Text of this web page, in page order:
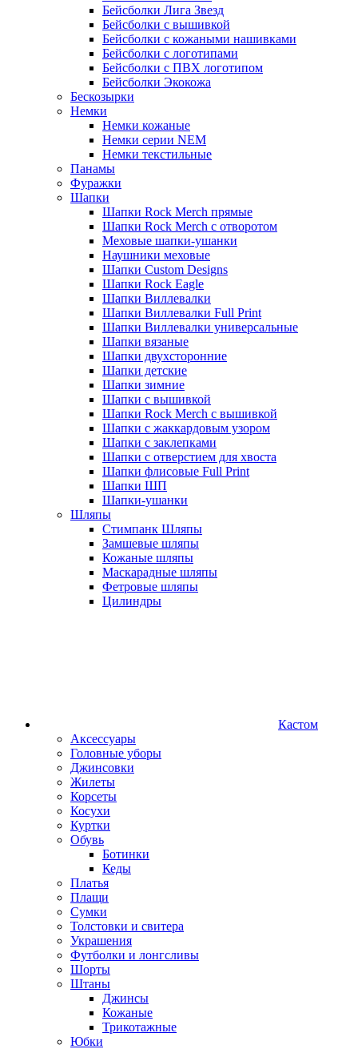
Бейсболки Лига Звезд
Бейсболки с вышивкой
Бейсболки с кожаными нашивками
Бейсболки с логотипами
Бейсболки с ПВХ логотипом
Бейсболки Экокожа
Бескозырки
Немки
Немки кожаные
Немки серии NEM
Немки текстильные
Панамы
Фуражки
Шапки
Шапки Rock Merch прямые
Шапки Rock Merch с отворотом
Меховые шапки-ушанки
Наушники меховые
Шапки Custom Designs
Шапки Rock Eagle
Шапки Виллевалки
Шапки Виллевалки Full Print
Шапки Виллевалки универсальные
Шапки вязаные
Шапки двухсторонние
Шапки детские
Шапки зимние
Шапки с вышивкой
Шапки Rock Merch с вышивкой
Шапки с жаккардовым узором
Шапки с заклепками
Шапки с отверстием для хвоста
Шапки флисовые Full Print
Шапки ШП
Шапки-ушанки
Шляпы
Стимпанк Шляпы
Замшевые шляпы
Кожаные шляпы
Маскарадные шляпы
Фетровые шляпы
Цилиндры
Кастом
Аксессуары
Головные уборы
Джинсовки
Жилеты
Корсеты
Косухи
Куртки
Обувь
Ботинки
Кеды
Платья
Плащи
Сумки
Толстовки и свитера
Украшения
Футболки и лонгсливы
Шорты
Штаны
Джинсы
Кожаные
Трикотажные
Юбки